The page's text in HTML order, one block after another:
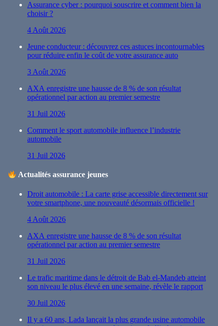
Assurance cyber : pourquoi souscrire et comment bien la
choisir ?
4 Août 2026
Jeune conducteur : découvrez ces astuces incontournables
pour réduire enfin le coût de votre assurance auto
3 Août 2026
AXA enregistre une hausse de 8 % de son résultat
opérationnel par action au premier semestre
31 Juil 2026
Comment le sport automobile influence l’industrie
automobile
31 Juil 2026
Actualités assurance jeunes
Droit automobile : La carte grise accessible directement sur
votre smartphone, une nouveauté désormais officielle !
4 Août 2026
AXA enregistre une hausse de 8 % de son résultat
opérationnel par action au premier semestre
31 Juil 2026
Le trafic maritime dans le détroit de Bab el-Mandeb atteint
son niveau le plus élevé en une semaine, révèle le rapport
30 Juil 2026
Il y a 60 ans, Lada lançait la plus grande usine automobile